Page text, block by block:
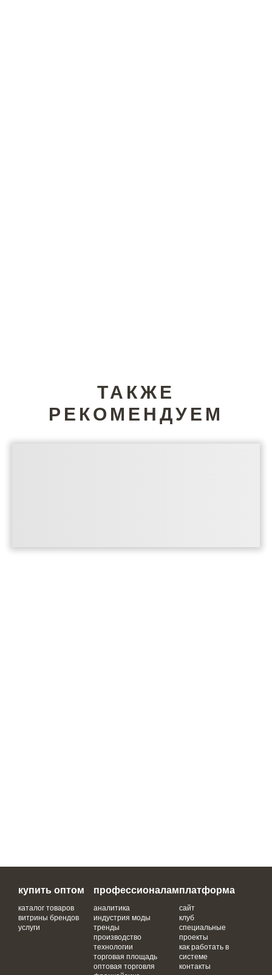
ТАКЖЕ
РЕКОМЕНДУЕМ
купить оптом
каталог товаров
витрины брендов
услуги
профессионалам
аналитика
индустрия моды
тренды
производство
технологии
торговая площадь
оптовая торговля
платформа
сайт
клуб
специальные
проекты
как работать в
системе
контакты